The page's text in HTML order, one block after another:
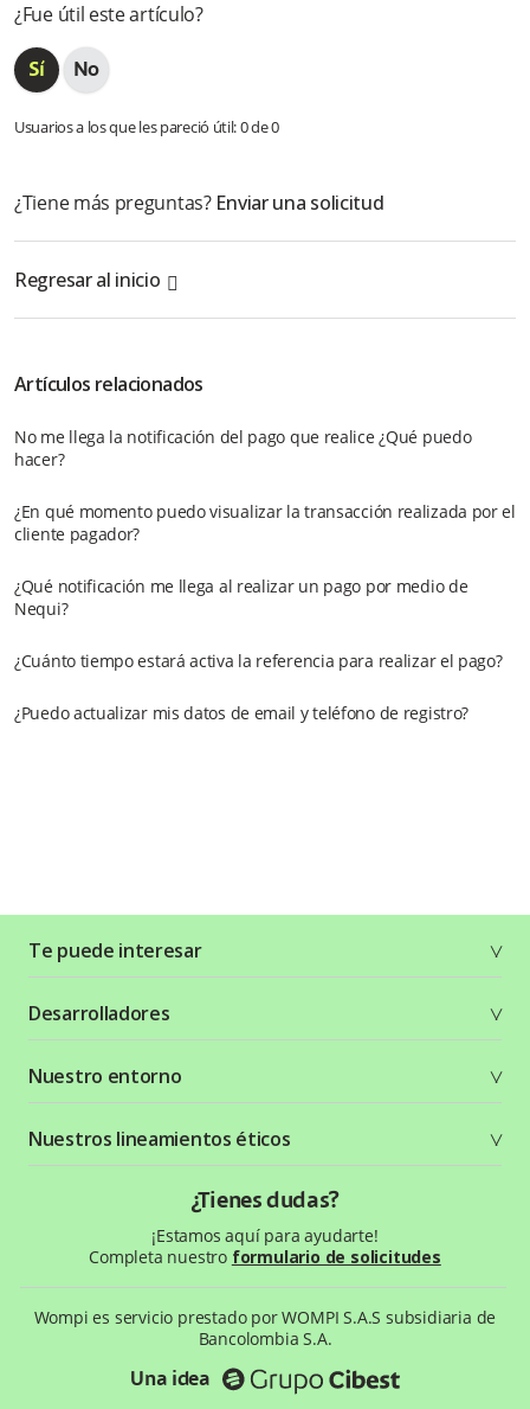
¿Fue útil este artículo?
Usuarios a los que les pareció útil: 0 de 0
¿Tiene más preguntas? Enviar una solicitud
Regresar al inicio
Artículos relacionados
No me llega la notificación del pago que realice ¿Qué puedo
hacer?
¿En qué momento puedo visualizar la transacción realizada por el
cliente pagador?
¿Qué notificación me llega al realizar un pago por medio de
Nequi?
¿Cuánto tiempo estará activa la referencia para realizar el pago?
¿Puedo actualizar mis datos de email y teléfono de registro?
Te puede interesar
Planes y tarifas
Crea tu cuenta
Seguridad
Términos y condiciones
Política de privacidad
Desarrolladores
Recursos gráficos
Status Page
Nuestro entorno
¿Qué es Wompi?
Wiki Wompi
Preguntas frecuentes
Nuestros lineamientos éticos
¿Tienes dudas?
¡Estamos aquí para ayudarte!
Completa nuestro formulario de solicitudes
Wompi es servicio prestado por WOMPI S.A.S subsidiaria de
Bancolombia S.A.
Una idea